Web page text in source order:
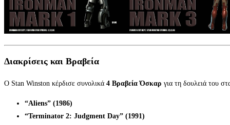
Διακρίσεις και Βραβεία
Ο Stan Winston κέρδισε συνολικά 4 Βραβεία Όσκαρ για τη δουλειά του
“Aliens” (1986)
“Terminator 2: Judgment Day” (1991)